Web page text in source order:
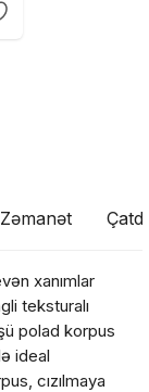
Zəmanət
xanımlar
teksturalı
polad korpus
ideal
cızılmaya